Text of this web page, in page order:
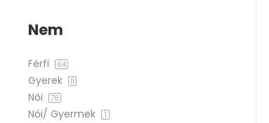
Nem
Férfi 64
Gyerek 11
Női 78
Női/ Gyermek 1